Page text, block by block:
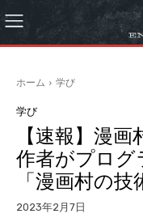
ホーム 学び
学び
【速報】漫
作者がプログ
「漫画村の
2023年2月7日